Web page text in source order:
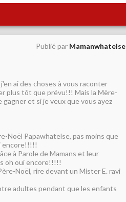
Publié par Mamanwhatelse
ai des choses à vous raconter
plus tôt que prévu!!! Mais la Mère-
et si je veux que vous ayez
Noël Papawhatelse, pas moins que
encore!!!!!
à Parole de Mamans et leur
oh oui encore!!!!!
Noël, rire devant un Mister E. ravi
adultes pendant que les enfants